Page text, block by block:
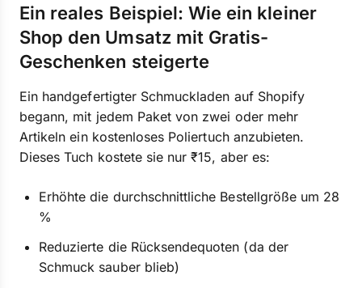
Ein reales Beispiel: Wie ein kleiner
Shop den Umsatz mit Gratis-
Geschenken steigerte
Ein handgefertigter Schmuckladen auf Shopify
begann, mit jedem Paket von zwei oder mehr
Artikeln ein kostenloses Poliertuch anzubieten.
Dieses Tuch kostete sie nur ₹15, aber es:
Erhöhte die durchschnittliche Bestellgröße um 28
%
Reduzierte die Rücksendequoten (da der
Schmuck sauber blieb)